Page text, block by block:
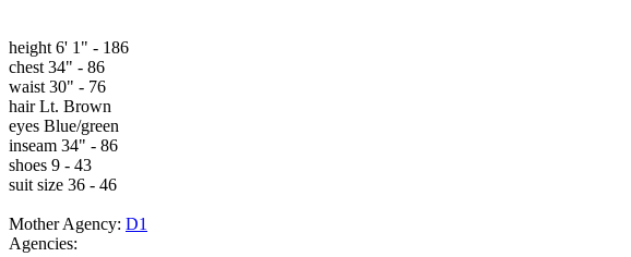
height 6' 1" - 186
chest 34" - 86
waist 30" - 76
hair Lt. Brown
eyes Blue/green
inseam 34" - 86
shoes 9 - 43
suit size 36 - 46
Mother Agency: D1
Agencies: